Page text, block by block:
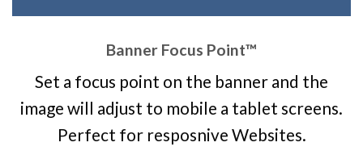
Banner Focus Point™
Set a focus point on the banner and the
image will adjust to mobile a tablet screens.
Perfect for resposnive Websites.